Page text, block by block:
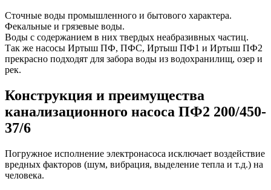
Сточные воды промышленного и бытового характера.
Фекальные и грязевые воды.
Воды с содержанием в них твердых неабразивных частиц.
Так же насосы Иртыш ПФ, ПФС, Иртыш ПФ1 и Иртыш ПФ2
прекрасно подходят для забора воды из водохранилищ, озер и
рек.
Конструкция и преимущества
канализационного насоса ПФ2 200/450-
37/6
Погружное исполнение электронасоса исключает воздействие
вредных факторов (шум, вибрация, выделение тепла и т.д.) на
человека.